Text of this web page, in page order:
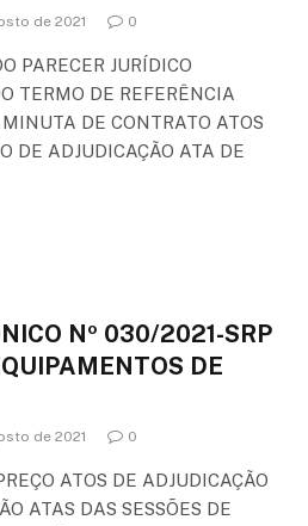
de 2021 0
PARECER JURÍDICO
TERMO DE REFERÊNCIA
DE CONTRATO ATOS
DE ADJUDICAÇÃO ATA DE
Nº 030/2021-SRP
DE
de 2021 0
ATOS DE ADJUDICAÇÃO
ATAS DAS SESSÕES DE